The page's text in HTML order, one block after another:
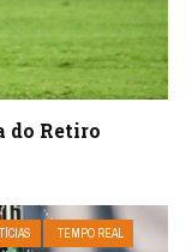
do Retiro
TEMPO REAL